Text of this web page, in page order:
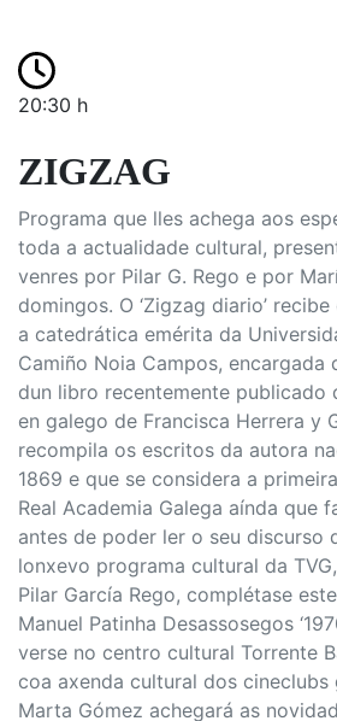
20:30 h
ZIGZAG
Programa que lles achega aos
toda a actualidade cultural,
venres por Pilar G. Rego e por
domingos. O ‘Zigzag diario’
a catedrática emérita da
Camiño Noia Campos, encargada
dun libro recentemente publicado
en galego de Francisca Herrera y
recompila os escritos da autora
1869 e que se considera a
Real Academia Galega aínda que
antes de poder ler o seu discurso
lonxevo programa cultural da
Pilar García Rego, complétase
Manuel Patinha Desassosegos
verse no centro cultural Torrente
coa axenda cultural dos cineclubs
Marta Gómez achegará as